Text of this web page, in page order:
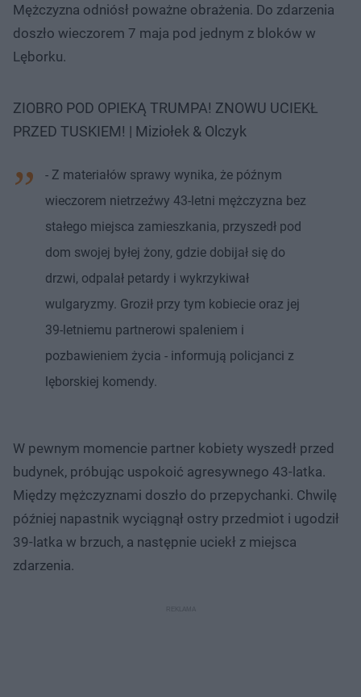
Mężczyzna odniósł poważne obrażenia. Do zdarzenia
doszło wieczorem 7 maja pod jednym z bloków w
Lęborku.
ZIOBRO POD OPIEKĄ TRUMPA! ZNOWU UCIEKŁ
PRZED TUSKIEM! | Miziołek & Olczyk
- Z materiałów sprawy wynika, że późnym
wieczorem nietrzeźwy 43-letni mężczyzna bez
stałego miejsca zamieszkania, przyszedł pod
dom swojej byłej żony, gdzie dobijał się do
drzwi, odpalał petardy i wykrzykiwał
wulgaryzmy. Groził przy tym kobiecie oraz jej
39-letniemu partnerowi spaleniem i
pozbawieniem życia - informują policjanci z
lęborskiej komendy.
W pewnym momencie partner kobiety wyszedł przed
budynek, próbując uspokoić agresywnego 43-latka.
Między mężczyznami doszło do przepychanki. Chwilę
później napastnik wyciągnął ostry przedmiot i ugodził
39-latka w brzuch, a następnie uciekł z miejsca
zdarzenia.